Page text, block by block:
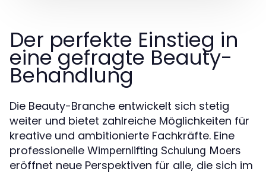
Der perfekte Einstieg in
eine gefragte Beauty-
Behandlung
Die Beauty-Branche entwickelt sich stetig
weiter und bietet zahlreiche Möglichkeiten für
kreative und ambitionierte Fachkräfte. Eine
professionelle Wimpernlifting Schulung Moers
eröffnet neue Perspektiven für alle, die sich im